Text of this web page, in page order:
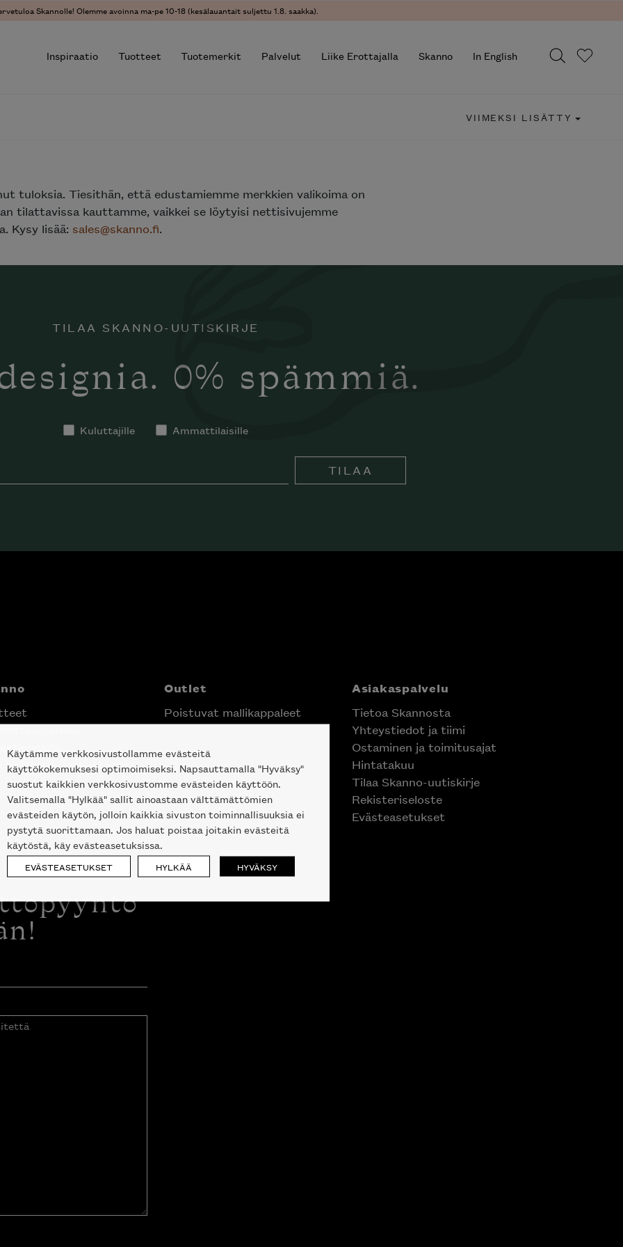
Skannolle! Olemme avoinna ma-pe 10-18 (kesälauantait suljettu 1.8. saakka).
Inspiraatio Tuotteet Tuotemerkit Palvelut Liike Erottajalla Skanno In English
VIIMEKSI LISÄTTY
tuloksia. Tiesithän, että edustamiemme merkkien valikoima on
tilattavissa kauttamme, vaikkei se löytyisi nettisivujemme
Kysy lisää: sales@skanno.fi.
TILAA SKANNO-UUTISKIRJE
0% spämmiä.
Kuluttajille Ammattilaisille
TILAA
Helsingin keskustassa
Outlet
Poistuvat mallikappaleet
Asiakaspalvelu
Tietoa Skannosta
Yhteystiedot ja tiimi
Ostaminen ja toimitusajat
Hintatakuu
Tilaa Skanno-uutiskirje
Rekisteriseloste
Evästeasetukset
Käytämme verkkosivustollamme evästeitä
käyttökokemuksesi optimoimiseksi. Napsauttamalla "Hyväksy"
suostut kaikkien verkkosivustomme evästeiden käyttöön.
Valitsemalla "Hylkää" sallit ainoastaan välttämättömien
evästeiden käytön, jolloin kaikkia sivuston toiminnallisuuksia ei
pystytä suorittamaan. Jos haluat poistaa joitakin evästeitä
käytöstä, käy evästeasetuksissa.
EVÄSTEASETUKSET HYLKÄÄ HYVÄKSY